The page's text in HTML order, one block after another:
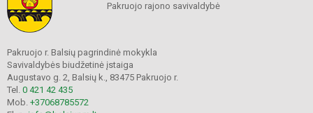
Pakruojo rajono savivaldybė
Pakruojo r. Balsių pagrindinė mokykla
Savivaldybės biudžetinė įstaiga
Augustavo g. 2, Balsių k., 83475 Pakruojo r.
Tel. 0 421 42 435
Mob. +37068785572